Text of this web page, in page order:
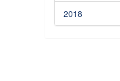
2018